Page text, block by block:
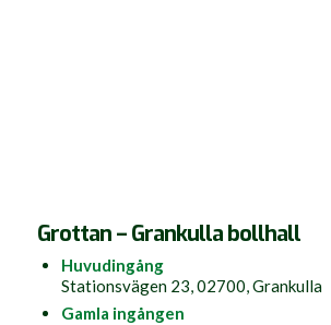
Grottan – Grankulla bollhall
Huvudingång
Stationsvägen 23, 02700, Grankulla
Gamla ingången